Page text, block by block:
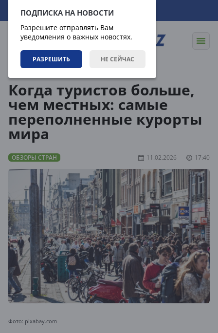
ПОДПИСКА НА НОВОСТИ
Разрешите отправлять Вам
уведомления о важных новостях.
РАЗРЕШИТЬ НЕ СЕЙЧАС
06.08.2026 09:10:59
Когда туристов больше,
чем местных: самые
переполненные курорты
мира
ОБЗОРЫ СТРАН 11.02.2026 17:40
Фото: pixabay.com